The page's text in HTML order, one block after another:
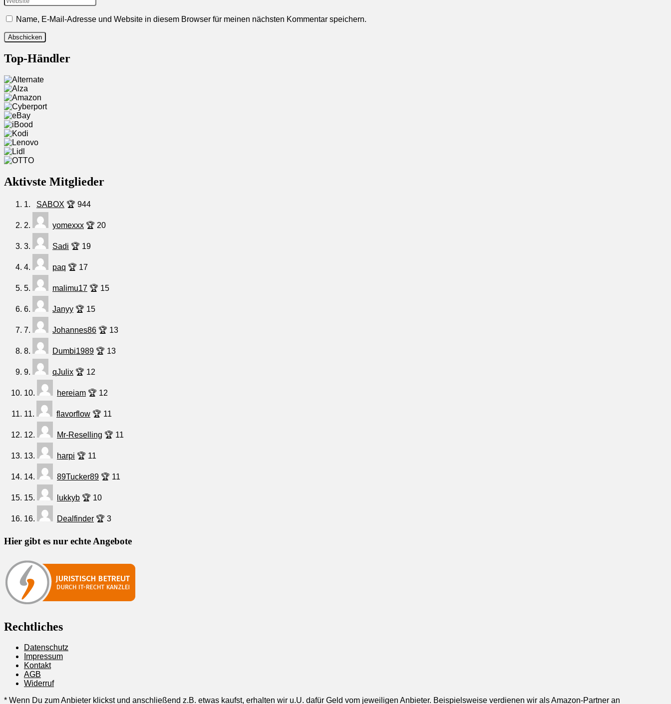
Name, E-Mail-Adresse und Website in diesem Browser für meinen nächsten Kommentar speichern.
Top-Händler
Aktivste Mitglieder
1. SABOX 🏆 944
2. yomexxx 🏆 20
3. Sadi 🏆 19
4. paq 🏆 17
5. malimu17 🏆 15
6. Janyy 🏆 15
7. Johannes86 🏆 13
8. Dumbi1989 🏆 13
9. qJulix 🏆 12
10. hereiam 🏆 12
11. flavorflow 🏆 11
12. Mr-Reselling 🏆 11
13. harpi 🏆 11
14. 89Tucker89 🏆 11
15. lukkyb 🏆 10
16. Dealfinder 🏆 3
Hier gibt es nur echte Angebote
Rechtliches
Datenschutz
Impressum
Kontakt
AGB
Widerruf
* Wenn Du zum Anbieter klickst und anschließend z.B. etwas kaufst, erhalten wir u.U. dafür Geld vom jeweiligen Anbieter. Beispielsweise verdienen wir als Amazon-Partner an